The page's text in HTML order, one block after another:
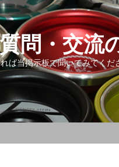
問・交流
当掲示板で聞いてみてくだ